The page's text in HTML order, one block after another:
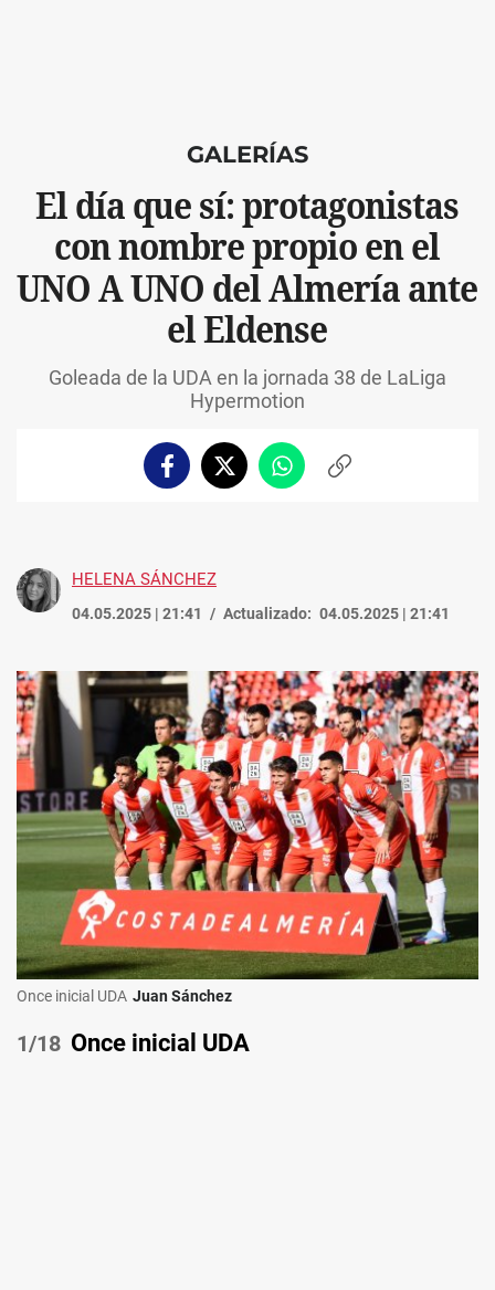
GALERÍAS
El día que sí: protagonistas
con nombre propio en el
UNO A UNO del Almería ante
el Eldense
Goleada de la UDA en la jornada 38 de LaLiga
Hypermotion
FacebookTwitterWhatsappCopiar
HELENA SÁNCHEZ
04.05.2025 | 21:41 Actualizado: 04.05.2025 | 21:41
Once inicial UDA Juan Sánchez
/18 Once inicial UDA